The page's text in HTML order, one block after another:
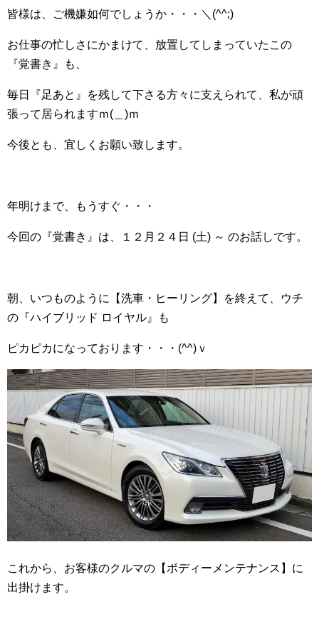
皆様は、ご機嫌如何でしょうか・・・＼(^^;)ゞ
お仕事の忙しさにかまけて、放置してしまっていたこの
『覚書き』も、
毎日『足あと』を残して下さる方々に支えられて、私が頑
張って居られますｍ(＿)ｍ
今後とも、宜しくお願い致します。
年明けまで、もうすぐ・・・
今回の『覚書き』は、１２月２４日 (土) ～ のお話しです。
朝、いつものように【洗車・ヒーリング】を終えて、ウチ
の『ハイブリッド ロイヤル』も
ピカピカになっております・・・(^^)ｖ
これから、お客様のクルマの【ボディーメンテナンス】に
出掛けます。